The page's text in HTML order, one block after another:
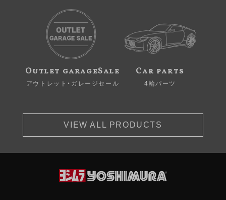
Outlet garageSale
アウトレット・ガレージセール
Car parts
4輪パーツ
VIEW ALL PRODUCTS